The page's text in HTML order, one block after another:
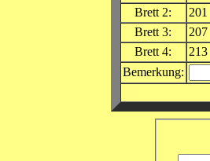
Brett 2:
Brett 3:
Brett 4:
Bemerkung: